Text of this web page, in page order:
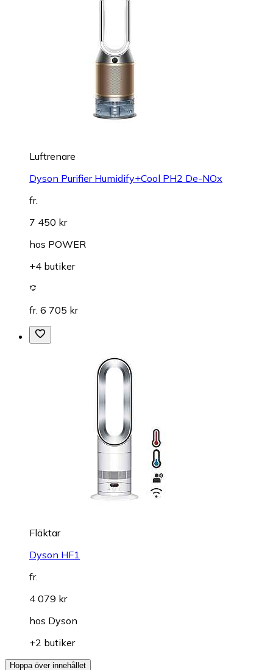
Luftrenare
Dyson Purifier Humidify+Cool PH2 De-NOx
fr.
7 450 kr
hos POWER
+4 butiker
fr. 6 705 kr
Fläktar
Dyson HF1
fr.
4 079 kr
hos Dyson
+2 butiker
Hoppa över innehållet